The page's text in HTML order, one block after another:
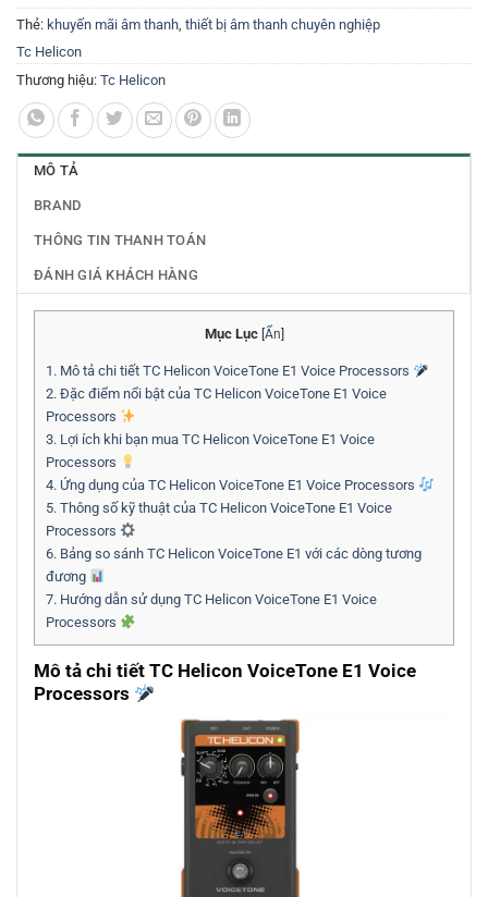
Thẻ: khuyến mãi âm thanh thiết bị âm thanh chuyên nghiệp
Tc Helicon
Thương hiệu: Tc Helicon
MÔ TẢ
BRAND
THÔNG TIN THANH TOÁN
ĐÁNH GIÁ KHÁCH HÀNG
Mục Lục Ẩn
1. Mô tả chi tiết TC Helicon VoiceTone E1 Voice Processors
2. Đặc điểm nổi bật của TC Helicon VoiceTone E1 Voice
Processors
3. Lợi ích khi bạn mua TC Helicon VoiceTone E1 Voice
Processors
4. Ứng dụng của TC Helicon VoiceTone E1 Voice Processors
5. Thông số kỹ thuật của TC Helicon VoiceTone E1 Voice
Processors
6. Bảng so sánh TC Helicon VoiceTone E1 với các dòng tương
đương
7. Hướng dẫn sử dụng TC Helicon VoiceTone E1 Voice
Processors
Mô tả chi tiết TC Helicon VoiceTone E1 Voice
Processors